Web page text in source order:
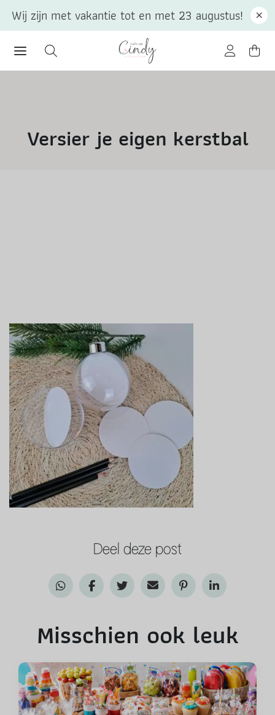
Versier je eigen kerstbal
Deel deze post
Misschien ook leuk
Wij zijn met vakantie tot en met 23 augustus!